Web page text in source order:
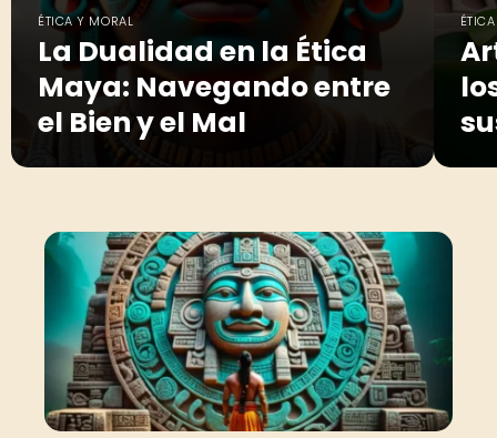
ÉTICA Y MORAL
La Dualidad en la Ética
Maya: Navegando entre
el Bien y el Mal